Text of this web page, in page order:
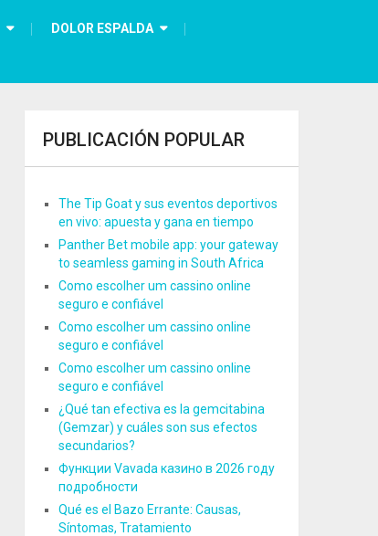
DOLOR ESPALDA
PUBLICACIÓN POPULAR
The Tip Goat y sus eventos deportivos
en vivo: apuesta y gana en tiempo
Panther Bet mobile app: your gateway
to seamless gaming in South Africa
Como escolher um cassino online
seguro e confiável
Como escolher um cassino online
seguro e confiável
Como escolher um cassino online
seguro e confiável
¿Qué tan efectiva es la gemcitabina
(Gemzar) y cuáles son sus efectos
secundarios?
Функции Vavada казино в 2026 году
подробности
Qué es el Bazo Errante: Causas,
Síntomas, Tratamiento